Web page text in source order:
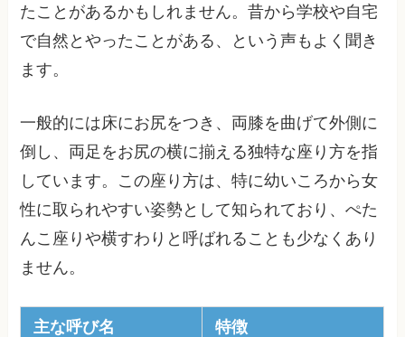
たことがあるかもしれません。昔から学校や自宅
で自然とやったことがある、という声もよく聞き
ます。
一般的には床にお尻をつき、両膝を曲げて外側に
倒し、両足をお尻の横に揃える独特な座り方を指
しています。この座り方は、特に幼いころから女
性に取られやすい姿勢として知られており、ぺた
んこ座りや横すわりと呼ばれることも少なくあり
ません。
主な呼び名 特徴